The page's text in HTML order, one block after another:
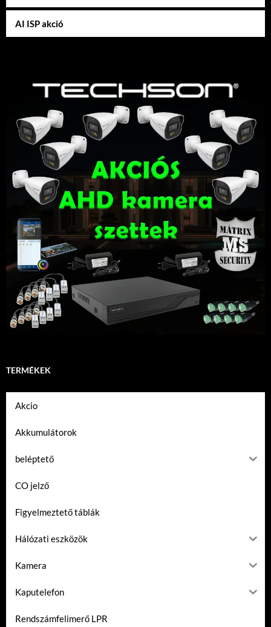
AI ISP akció
TERMÉKEK
Akcio
Akkumulátorok
beléptető
CO jelző
Figyelmeztető táblák
Hálózati eszközök
Kamera
Kaputelefon
Rendszámfelimerő LPR